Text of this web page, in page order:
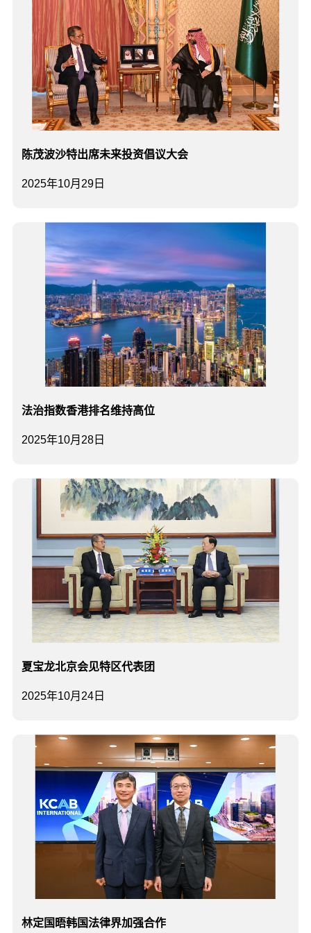
2025年10月29日
陈茂波沙特出席未来投资倡议大会
2025年10月28日
法治指数香港排名维持高位
2025年10月24日
夏宝龙北京会见特区代表团
林定国晤韩国法律界加强合作